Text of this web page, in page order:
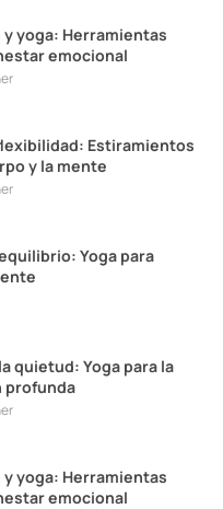
yoga: Herramientas
emocional
Estiramientos
y la mente
Yoga para
quietud: Yoga para la
profunda
yoga: Herramientas
emocional